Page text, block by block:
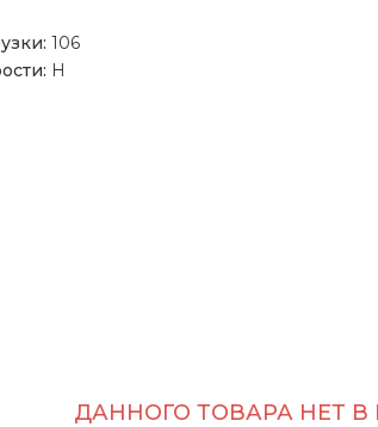
106
H
ДАННОГО ТОВАРА НЕТ